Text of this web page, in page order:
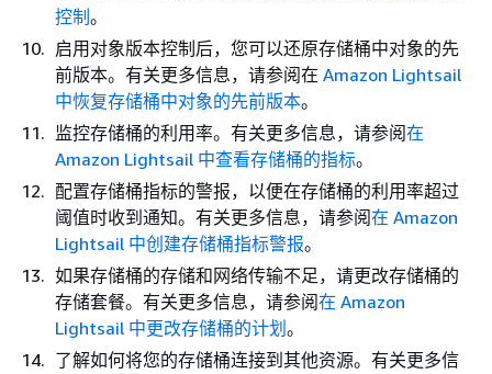
控制 。
启用对象版本控制后，您可以还原存储桶中对象的先
前版本。有关更多信息，请参阅在 Amazon Lightsail
中恢复存储桶中对象的先前版本。
监控存储桶的利用率。有关更多信息，请参阅在
Amazon Lightsail 中查看存储桶的指标。
配置存储桶指标的警报，以便在存储桶的利用率超过
阈值时收到通知。有关更多信息，请参阅在 Amazon
Lightsail 中创建存储桶指标警报。
如果存储桶的存储和网络传输不足，请更改存储桶的
存储套餐。有关更多信息，请参阅在 Amazon
Lightsail 中更改存储桶的计划 。
了解如何将您的存储桶连接到其他资源。有关更多信